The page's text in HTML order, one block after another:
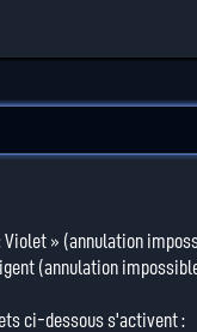
» (annulation
(annulation
ci-dessous s'activent :